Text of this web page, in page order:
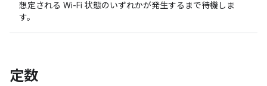
想定される Wi-Fi 状態のいずれかが発生するまで待機しま
す。
定数